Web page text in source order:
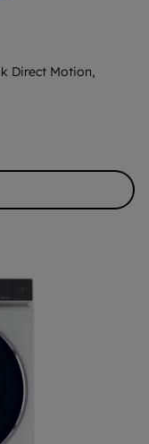
Direct Motion,